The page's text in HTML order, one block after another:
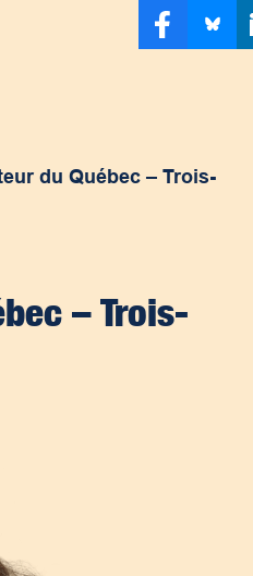
du Québec – Trois-
– Trois-